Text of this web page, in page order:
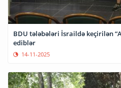
BDU tələbələri İsraildə keçirilən
ediblər
14-11-2025